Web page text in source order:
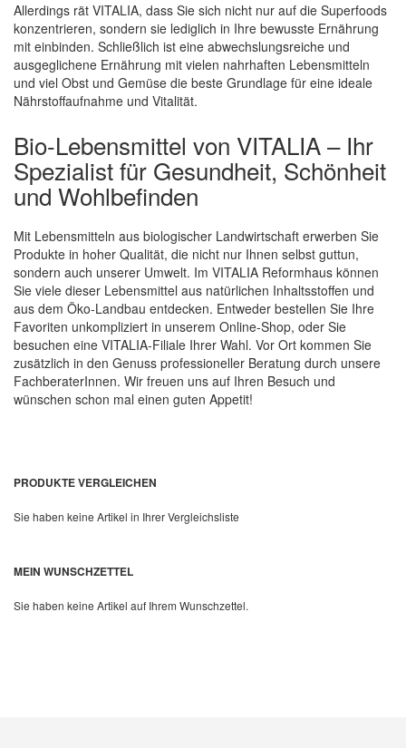
Allerdings rät VITALIA, dass Sie sich nicht nur auf die Superfoods
konzentrieren, sondern sie lediglich in Ihre bewusste Ernährung
mit einbinden. Schließlich ist eine abwechslungsreiche und
ausgeglichene Ernährung mit vielen nahrhaften Lebensmitteln
und viel Obst und Gemüse die beste Grundlage für eine ideale
Nährstoffaufnahme und Vitalität.
Bio-Lebensmittel von VITALIA – Ihr
Spezialist für Gesundheit, Schönheit
und Wohlbefinden
Mit Lebensmitteln aus biologischer Landwirtschaft erwerben Sie
Produkte in hoher Qualität, die nicht nur Ihnen selbst guttun,
sondern auch unserer Umwelt. Im VITALIA Reformhaus können
Sie viele dieser Lebensmittel aus natürlichen Inhaltsstoffen und
aus dem Öko-Landbau entdecken. Entweder bestellen Sie Ihre
Favoriten unkompliziert in unserem Online-Shop, oder Sie
besuchen eine VITALIA-Filiale Ihrer Wahl. Vor Ort kommen Sie
zusätzlich in den Genuss professioneller Beratung durch unsere
FachberaterInnen. Wir freuen uns auf Ihren Besuch und
wünschen schon mal einen guten Appetit!
PRODUKTE VERGLEICHEN
Sie haben keine Artikel in Ihrer Vergleichsliste
MEIN WUNSCHZETTEL
Sie haben keine Artikel auf Ihrem Wunschzettel.